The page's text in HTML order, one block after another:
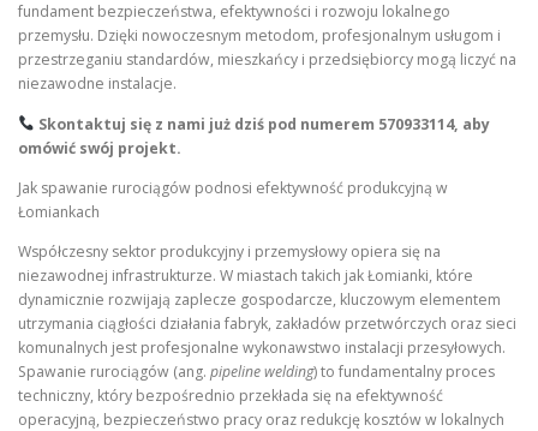
fundament bezpieczeństwa, efektywności i rozwoju lokalnego
przemysłu. Dzięki nowoczesnym metodom, profesjonalnym usługom i
przestrzeganiu standardów, mieszkańcy i przedsiębiorcy mogą liczyć na
niezawodne instalacje.
Skontaktuj się z nami już dziś pod numerem 570933114, aby
omówić swój projekt.
Jak spawanie rurociągów podnosi efektywność produkcyjną w
Łomiankach
Współczesny sektor produkcyjny i przemysłowy opiera się na
niezawodnej infrastrukturze. W miastach takich jak Łomianki, które
dynamicznie rozwijają zaplecze gospodarcze, kluczowym elementem
utrzymania ciągłości działania fabryk, zakładów przetwórczych oraz sieci
komunalnych jest profesjonalne wykonawstwo instalacji przesyłowych.
Spawanie rurociągów (ang. pipeline welding) to fundamentalny proces
techniczny, który bezpośrednio przekłada się na efektywność
operacyjną, bezpieczeństwo pracy oraz redukcję kosztów w lokalnych